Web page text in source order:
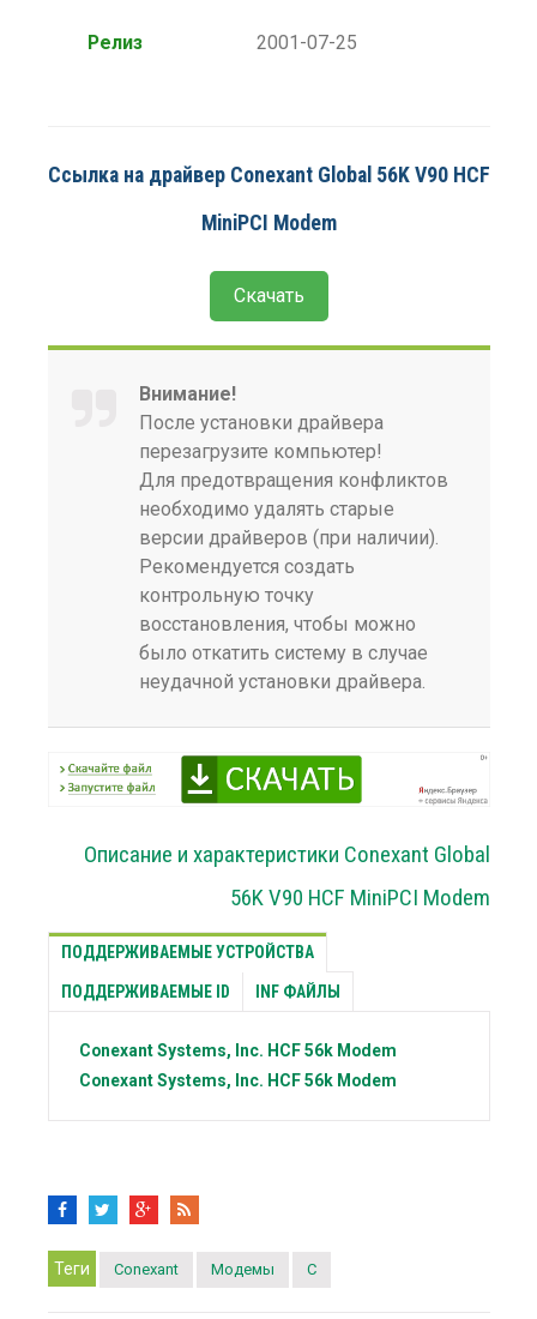
Релиз 2001-07-25
Ссылка на драйвер Conexant Global 56K V90 HCF
MiniPCI Modem
Скачать
Внимание!
После установки драйвера
перезагрузите компьютер!
Для предотвращения конфликтов
необходимо удалять старые
версии драйверов (при наличии).
Рекомендуется создать
контрольную точку
восстановления, чтобы можно
было откатить систему в случае
неудачной установки драйвера.
Описание и характеристики Conexant Global
56K V90 HCF MiniPCI Modem
ПОДДЕРЖИВАЕМЫЕ УСТРОЙСТВА
ПОДДЕРЖИВАЕМЫЕ ID INF ФАЙЛЫ
Conexant Systems, Inc. HCF 56k Modem
Conexant Systems, Inc. HCF 56k Modem
Теги Conexant Модемы C